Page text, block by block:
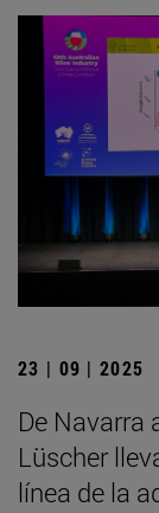
23 | 09 | 2025
De Navarra
Lüscher
línea de la